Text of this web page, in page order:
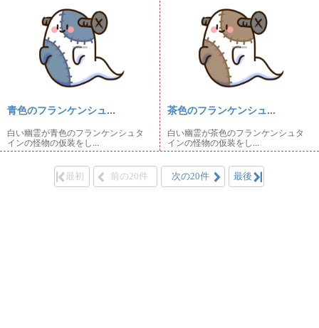
青色のフランケンシュ...
白い幽霊が青色のフランケンシュタ
インの怪物の仮装をし...
茶色のフランケンシュ...
白い幽霊が茶色のフランケンシュタ
インの怪物の仮装をし...
最初 前の20件 次の20件 最後